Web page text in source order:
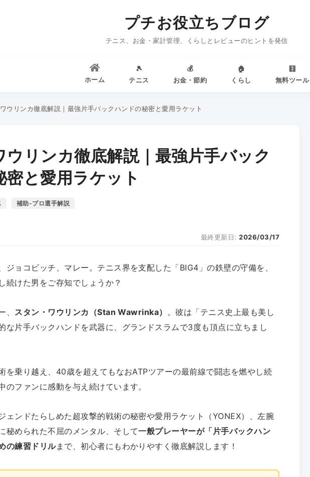
プチお役立ちブログ
テニス、お金・家計管理、くらしとレビューのヒントを発信
ホーム
🎾
テニス
💰
お金・節約
🏠
くらし
🧮
無料ツール
ウリンカ徹底解説｜最強片手バックハンドの秘密と愛用ラケット
ウリンカ徹底解説｜最強片手バック
密と愛用ラケット
補助-プロ選手解説
最終更新日:2026/03/17
ジョコビッチ、マレー。テニス界を支配した「BIG4」の鉄壁の守備を、
続けた男をご存知でしょうか？
、 スタン・ワウリンカ（Stan Wawrinka） 。彼は「テニス史上最も美し
な片手バックハンドを武器に、グランドスラムで3度も頂点に立ちまし
を乗り越え、40歳を超えてもなおATPツアーの最前線で闘志を燃やし続
のファンに感動を与え続けています。
ェンドたらしめた超攻撃的戦術の秘密や愛用ラケット（YONEX）、左腕
秘められた不屈のメンタル、そして一般プレーヤーが「片手バックハン
の練習ドリルまで、初心者にもわかりやすく徹底解説します！